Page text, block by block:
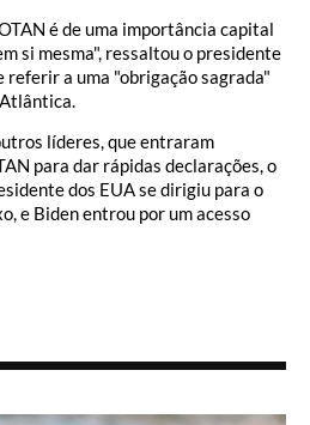
é de uma importância capital
si mesma", ressaltou o presidente
referir a uma "obrigação sagrada"
líderes, que entraram
para dar rápidas declarações, o
dos EUA se dirigiu para o
e Biden entrou por um acesso